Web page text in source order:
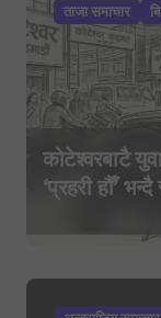
ताजा समाचार
कोटेश्वरबाटै
‘प्रहरी हौँ’